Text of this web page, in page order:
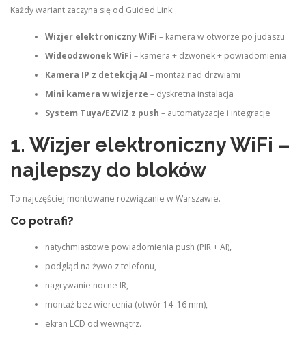
Każdy wariant zaczyna się od Guided Link:
Wizjer elektroniczny WiFi – kamera w otworze po judaszu
Wideodzwonek WiFi – kamera + dzwonek + powiadomienia
Kamera IP z detekcją AI – montaż nad drzwiami
Mini kamera w wizjerze – dyskretna instalacja
System Tuya/EZVIZ z push – automatyzacje i integracje
1. Wizjer elektroniczny WiFi –
najlepszy do bloków
To najczęściej montowane rozwiązanie w Warszawie.
Co potrafi?
natychmiastowe powiadomienia push (PIR + AI),
podgląd na żywo z telefonu,
nagrywanie nocne IR,
montaż bez wiercenia (otwór 14–16 mm),
ekran LCD od wewnątrz.